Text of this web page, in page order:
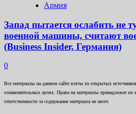
Армия
Запад пытается ослабить не
военной машины, считают
(Business Insider, Германия)
0
Все материалы на данном сайте взяты из открытых
ознакомительных целях. Права на материалы принадлежат их
ответственности за содержание материала не несет.